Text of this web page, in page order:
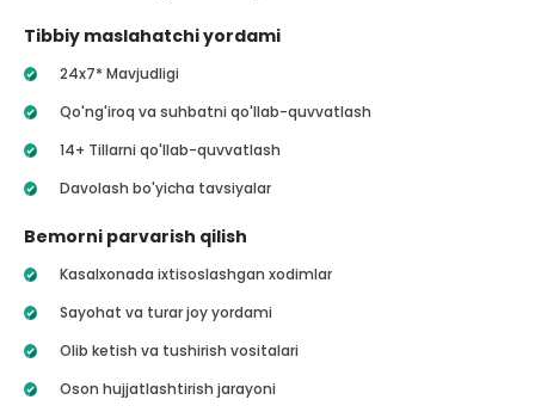
Tibbiy maslahatchi yordami
24x7* Mavjudligi
Qo'ng'iroq va suhbatni qo'llab-quvvatlash
14+ Tillarni qo'llab-quvvatlash
Davolash bo'yicha tavsiyalar
Bemorni parvarish qilish
Kasalxonada ixtisoslashgan xodimlar
Sayohat va turar joy yordami
Olib ketish va tushirish vositalari
Oson hujjatlashtirish jarayoni